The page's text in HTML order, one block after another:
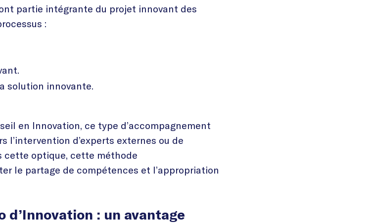
partie intégrante du projet innovant des
:
solution innovante.
en Innovation, ce type d’accompagnement
l’intervention d’experts externes ou de
cette optique, cette méthode
le partage de compétences et l’appropriation
d’Innovation : un avantage